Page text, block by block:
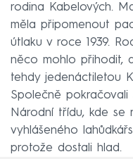
rodina Kabelových.
měla připomenout
útlaku v roce 1939.
něco mohlo přihodit,
tehdy jedenáctiletou
Společně
Národní třídu, kde se
vyhlášeného
protože dostali hlad.